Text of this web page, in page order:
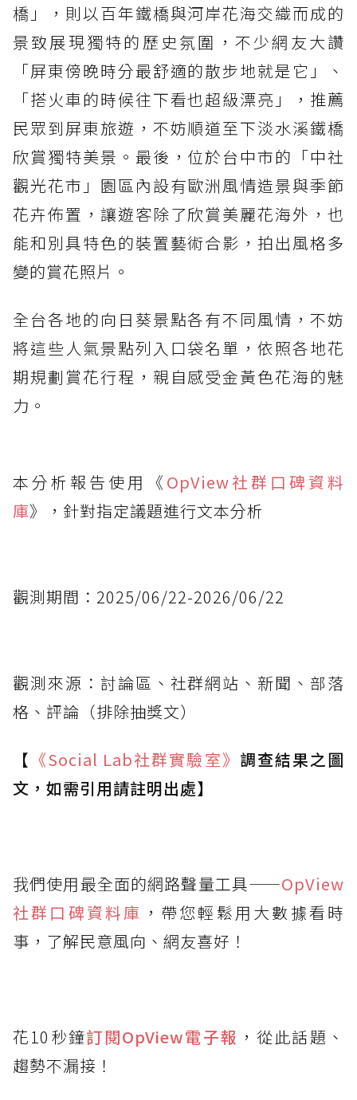
橋」，則以百年鐵橋與河岸花海交織而成的
景致展現獨特的歷史氛圍，不少網友大讚
「屏東傍晚時分最舒適的散步地就是它」、
「搭火車的時候往下看也超級漂亮」，推薦
民眾到屏東旅遊，不妨順道至下淡水溪鐵橋
欣賞獨特美景。最後，位於台中市的「中社
觀光花市」園區內設有歐洲風情造景與季節
花卉佈置，讓遊客除了欣賞美麗花海外，也
能和別具特色的裝置藝術合影，拍出風格多
變的賞花照片。
全台各地的向日葵景點各有不同風情，不妨
將這些人氣景點列入口袋名單，依照各地花
期規劃賞花行程，親自感受金黃色花海的魅
力。
本分析報告使用《 OpView社群口碑資料
庫》，針對指定議題進行文本分析
觀測期間：2025/06/22-2026/06/22
觀測來源：討論區、社群網站、新聞、部落
格、評論（排除抽獎文）
【 《Social Lab社群實驗室》 調查結果之圖
文，如需引用請註明出處】
我們使用最全面的網路聲量工具——OpView
社群口碑資料庫 ，帶您輕鬆用大數據看時
事，了解民意風向、網友喜好！
花10秒鐘訂閱OpView電子報 ，從此話題、
趨勢不漏接！